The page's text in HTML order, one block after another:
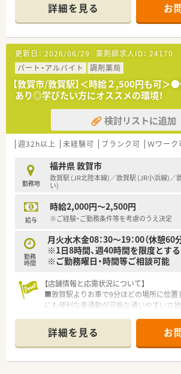
【店舗情報と応需状況について】
■敦賀駅から徒歩10分ほどの場所に位置
にも非常に便利なアクセス良好の立地環
■近隣のクリニックから眼科や耳鼻科な
日あたり60枚から70枚ほど応需している調
■外来の調剤業務に加えて居宅や施設への
りと対応しており、地域に密着した医療
【法人特徴について】
■福井県敦賀市内に4店舗を展開し、創業
史を持ち地域住民から厚い信頼を得ている
■代表ご自身も現場に入って気さくにコ
られているため、風通しが良く非常に働き
■地域への貢献を最優先に考えて採算度外
など、常に患者様第一の姿勢を貫いてい
■正社員1名とパート10名が在籍し、日々
に協力し合いながら和やかな雰囲気の中
■薬剤師と事務スタッフがしっかりと連携
務の負担を軽減できる充実したサポート
す。
患者様へのより良いサービス提供に集中で
【こんな方が活躍中】
の専門的な処方箋に柔軟に対応している方
■患者様の健康相談に対して親身になって
りやすい服薬指導を日々実践している方
詳細を見る お
更新日： 2026/06/29 薬剤師求人ID： 24170
パート・アルバイト
調剤薬局
【敦賀市/敦賀駅】＜時給２,500円も可＞
あり◎学びたい方にオススメの環境！
検討リストに追加
週32h以上 未経験可 ブランク可 Ｗワーク
勤務地
福井県 敦賀市
敦賀駅 (JR北陸本線)／敦賀駅 (JR小浜線)／
い)
給与
時給2,000円～2,500円
※ご経験・ご勤務条件等を考慮のうえ決定
勤務
時間
月火水木金08：30～19：00（休憩60分
※1日8時間、週40時間を限度とす
※ご勤務曜日・時間等ご相談可能
【店舗情報と応需状況について】
■敦賀駅よりお車で9分ほどの場所に位置
にも便利な車通勤が可能な通いやすい立地
処方箋を応需しており、落ち着いて業務に
■内科や外科から眼科や皮膚科など非常に
科目を応需し、居宅への在宅医療にも対応
詳細を見る お